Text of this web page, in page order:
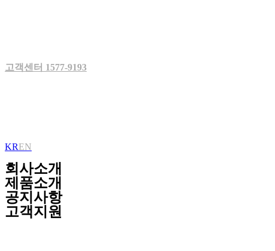
고객센터 1577-9193
KREN
회사소개
제품소개
공지사항
고객지원